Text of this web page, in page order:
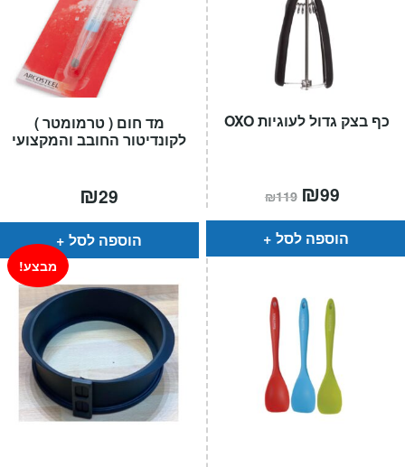
מד חום ( טרמומטר )
לקונדיטור החובב והמקצועי
₪29
הוספה לסל
כף בצק גדול לעוגיות OXO
₪119 המחיר
המקורי
היה:
₪119.
₪99
הוא:
הוספה לסל
מבצע!